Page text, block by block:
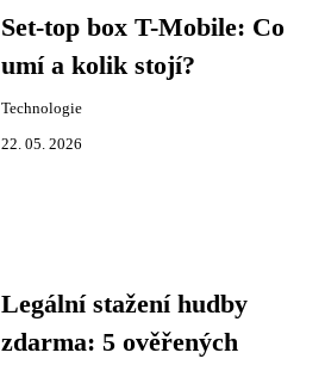
Set-top box T-Mobile: Co
umí a kolik stojí?
Technologie
22. 05. 2026
Legální stažení hudby
zdarma: 5 ověřených